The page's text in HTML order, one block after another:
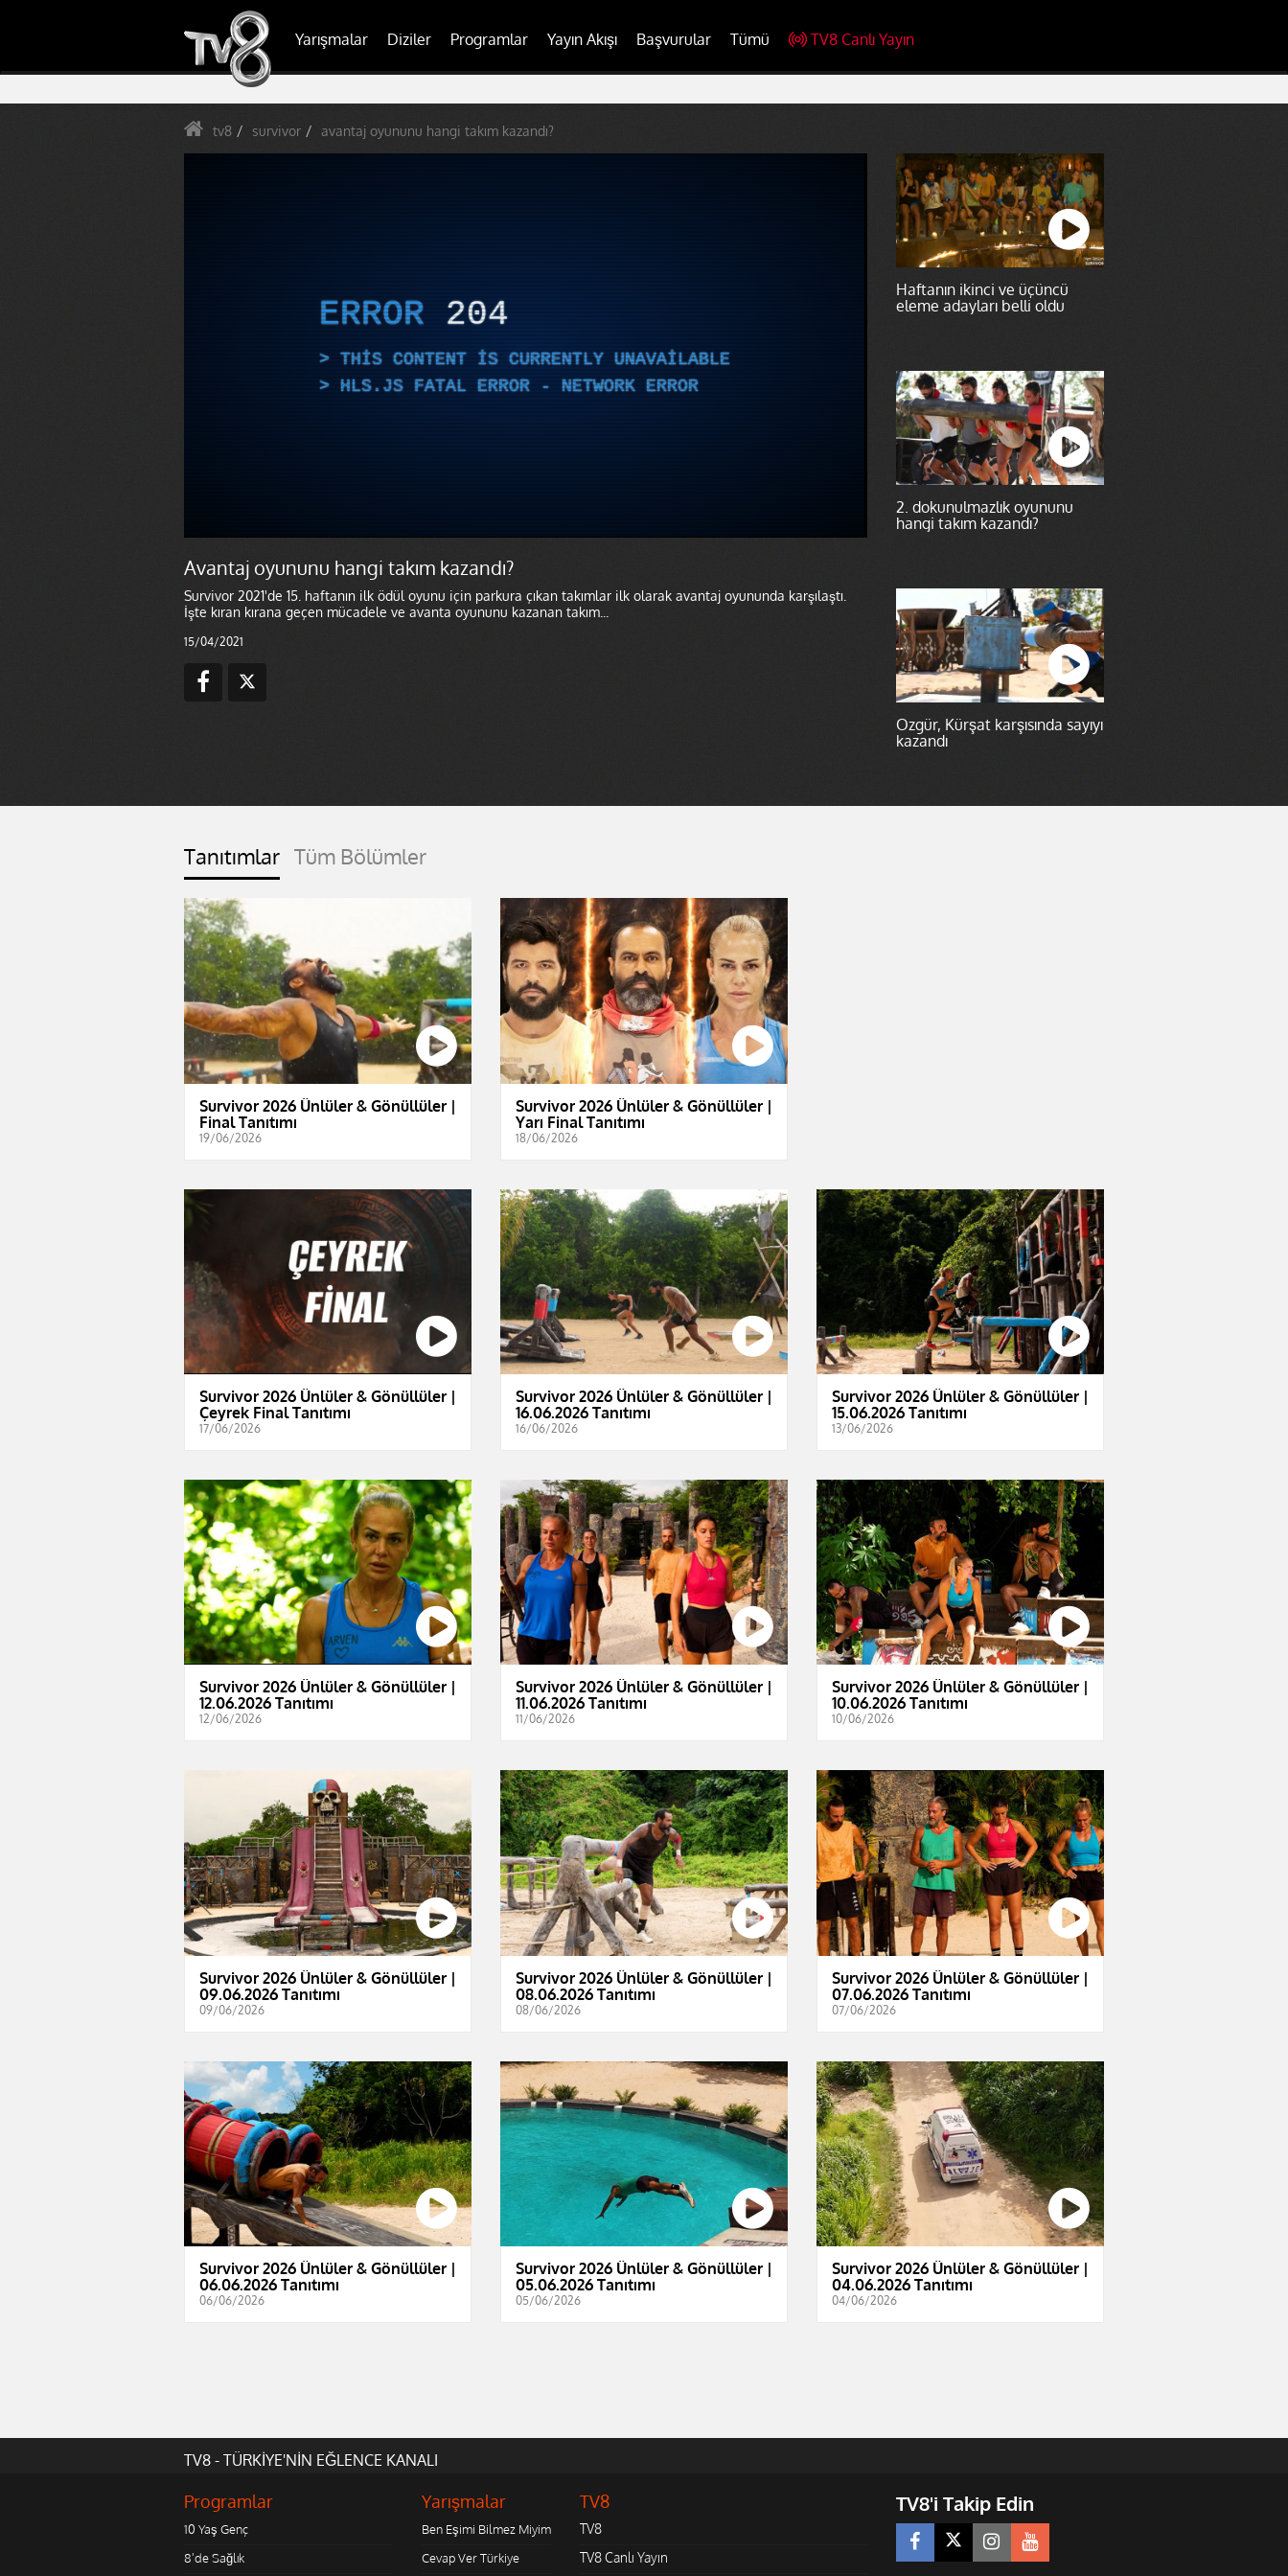
Yarışmalar Diziler Programlar Yayın Akışı Başvurular Tümü TV8 Canlı Yayın
tv8 survivor avantaj oyununu hangi takım kazandı?
ERROR 204
THIS CONTENT IS CURRENTLY UNAVAILABLE
HLS.JS FATAL ERROR - NETWORK ERROR
Avantaj oyununu hangi takım kazandı?
Survivor 2021'de 15. haftanın ilk ödül oyunu için parkura çıkan takımlar ilk olarak avantaj oyununda karşılaştı.
İşte kıran kırana geçen mücadele ve avanta oyununu kazanan takım...
15/04/2021
Haftanın ikinci ve üçüncü
eleme adayları belli oldu
2. dokunulmazlık oyununu
hangi takım kazandı?
Özgür, Kürşat karşısında sayıyı
kazandı
Tanıtımlar Tüm Bölümler
Survivor 2026 Ünlüler & Gönüllüler |
Final Tanıtımı
19/06/2026
Survivor 2026 Ünlüler & Gönüllüler |
Yarı Final Tanıtımı
18/06/2026
Survivor 2026 Ünlüler & Gönüllüler |
Çeyrek Final Tanıtımı
17/06/2026
Survivor 2026 Ünlüler & Gönüllüler |
16.06.2026 Tanıtımı
16/06/2026
Survivor 2026 Ünlüler & Gönüllüler |
15.06.2026 Tanıtımı
13/06/2026
Survivor 2026 Ünlüler & Gönüllüler |
12.06.2026 Tanıtımı
12/06/2026
Survivor 2026 Ünlüler & Gönüllüler |
11.06.2026 Tanıtımı
11/06/2026
Survivor 2026 Ünlüler & Gönüllüler |
10.06.2026 Tanıtımı
10/06/2026
Survivor 2026 Ünlüler & Gönüllüler |
09.06.2026 Tanıtımı
09/06/2026
Survivor 2026 Ünlüler & Gönüllüler |
08.06.2026 Tanıtımı
08/06/2026
Survivor 2026 Ünlüler & Gönüllüler |
07.06.2026 Tanıtımı
07/06/2026
Survivor 2026 Ünlüler & Gönüllüler |
06.06.2026 Tanıtımı
06/06/2026
Survivor 2026 Ünlüler & Gönüllüler |
05.06.2026 Tanıtımı
05/06/2026
Survivor 2026 Ünlüler & Gönüllüler |
04.06.2026 Tanıtımı
04/06/2026
TV8 - TÜRKİYE'NİN EĞLENCE KANALI
Programlar
10 Yaş Genç
8'de Sağlık
Yarışmalar
Ben Eşimi Bilmez Miyim
Cevap Ver Türkiye
TV8
TV8
TV8 Canlı Yayın
TV8'i Takip Edin